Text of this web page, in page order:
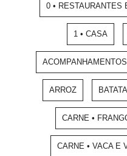
0 • RESTAURANTES
1 • CASA
ACOMPANHAMENTOS
ARROZ
CARNE •
CARNE • VACA E